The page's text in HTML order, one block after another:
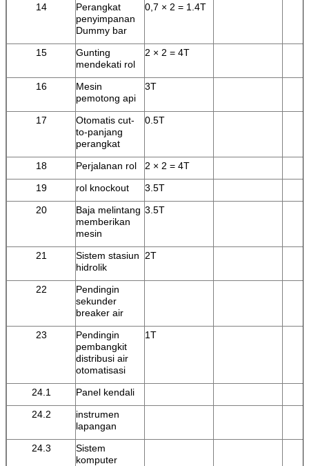
14
Perangkat
penyimpanan
Dummy bar
0,7 × 2 = 1.4T
15
Gunting
mendekati rol
2 × 2 = 4T
16
Mesin
pemotong api
3T
17
Otomatis cut-
to-panjang
perangkat
0.5T
18 Perjalanan rol
2 × 2 = 4T
19
rol knockout
3.5T
20
Baja melintang
memberikan
mesin
3.5T
21
Sistem stasiun
hidrolik
2T
22
Pendingin
sekunder
breaker air
23
Pendingin
pembangkit
distribusi air
otomatisasi
1T
24.1
Panel kendali
24.2
instrumen
lapangan
24.3
Sistem
komputer